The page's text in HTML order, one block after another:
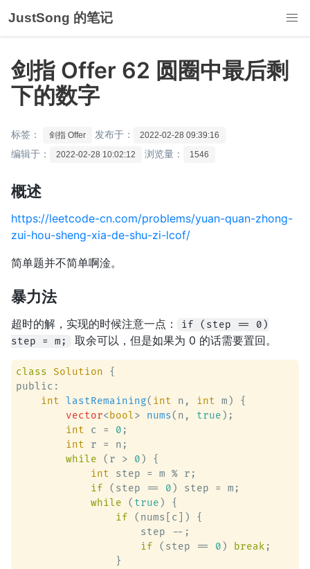
JustSong 的笔记
剑指 Offer 62 圆圈中最后剩
下的数字
标签： 剑指 Offer 发布于： 2022-02-28 09:39:16
编辑于： 2022-02-28 10:02:12 浏览量： 1546
概述
https://leetcode-cn.com/problems/yuan-quan-zhong-
zui-hou-sheng-xia-de-shu-zi-lcof/
简单题并不简单啊淦。
暴力法
超时的解，实现的时候注意一点：
if (step == 0)
step = m;
取余可以，但是如果为 0 的话需要置回。
class Solution {
public:
int lastRemaining( int n, int m)
{
vector< bool> nums(n, true ) ;
int c = 0 ;
int r = n;
while (r > 0 ) {
int step = m % r;
if (step == 0 ) step = m;
while ( true ) {
if (nums[c]) {
                    step --;
if (step == 0 ) break ;
                }